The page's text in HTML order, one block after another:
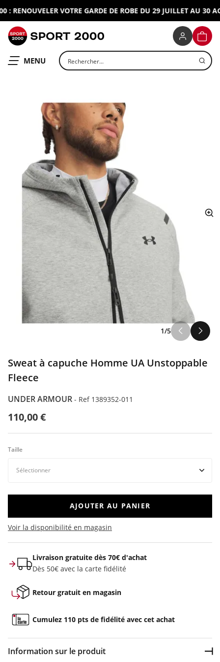
RENOUVELER VOTRE GARDE DE ROBE DU 29 JUILLET AU 30
OUVRIR LE
MENU Rechercher un produit
1/5
Sweat à capuche Homme UA Unstoppable
Fleece
UNDER ARMOUR - Ref 1389352-011
110,00 €
Taille
AJOUTER AU PANIER
Voir la disponibilité en magasin
Livraison gratuite dès 70€ d'achat
Dès 50€ avec la carte fidélité
Retour gratuit en magasin
Cumulez 110 pts de fidélité avec cet achat
Information sur le produit